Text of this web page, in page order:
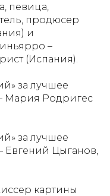
певица,
продюсер
и
–
(Испания).
за лучшее
Мария Родригес
за лучшее
Евгений Цыганов,
картины